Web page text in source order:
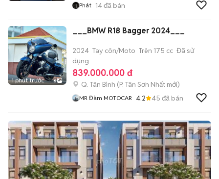
Phát 14đã bán
1 phút trước 6
___BMW R18 Bagger 2024___
2024 Tay côn/Moto Trên 175 cc Đã sử
dụng
839.000.000 đ
Q. Tân Bình (P. Tân Sơn Nhất mới)
MR Đàm MOTOCAR 4.2 45 đã bán